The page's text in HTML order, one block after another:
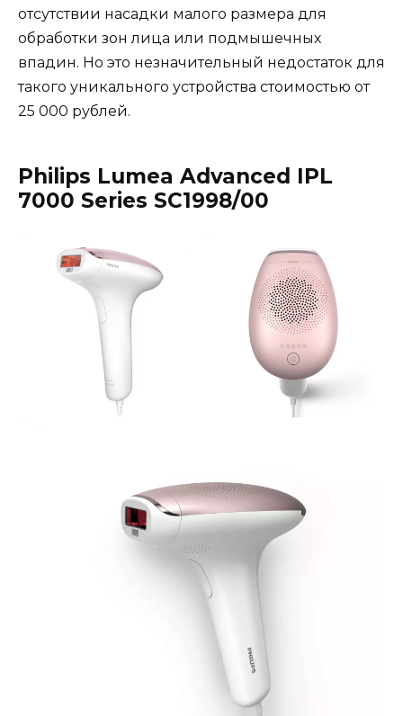
отсутствии насадки малого размера для
обработки зон лица или подмышечных
впадин. Но это незначительный недостаток для
такого уникального устройства стоимостью от
25 000 рублей.
Philips Lumea Advanced IPL
7000 Series SC1998/00